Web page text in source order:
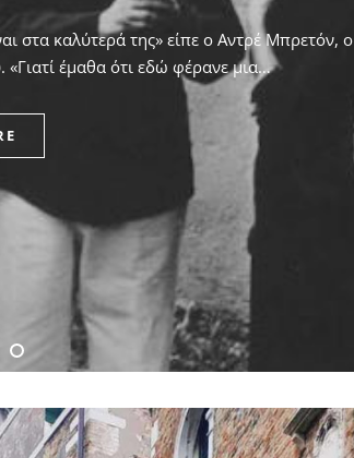
στα καλύτερά της» είπε ο Αντρέ Μπρετόν, ο
έμαθα ότι εδώ φέρανε μια…